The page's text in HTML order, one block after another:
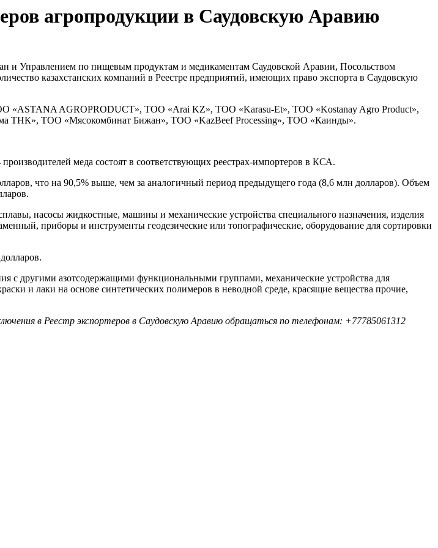
агропродукции в Саудовскую Аравию
и Управлением по пищевым продуктам и медикаментам Саудовской Аравии, Посольством
казахстанских компаний в Реестре предприятий, имеющих право экспорта в Саудовскую
«ASTANA AGROPRODUCT», ТОО «Arai KZ», ТОО «Karasu-Et», ТОО «Kostanay Agro Product»,
ТНК», ТОО «Мясокомбинат Бижан», ТОО «KazBeef Processing», ТОО «Каинды».
меда состоят в соответствующих реестрах-импортеров в КСА.
что на 90,5% выше, чем за аналогичный период предыдущего года (8,6 млн долларов). Объем
насосы жидкостные, машины и механические устройства специального назначения, изделия
приборы и инструменты геодезические или топографические, оборудование для сортировки
с другими азотсодержащими функциональными группами, механические устройства для
и лаки на основе синтетических полимеров в неводной среде, красящие вещества прочие,
в Реестр экспортеров в Саудовскую Аравию обращаться по телефонам: +77785061312